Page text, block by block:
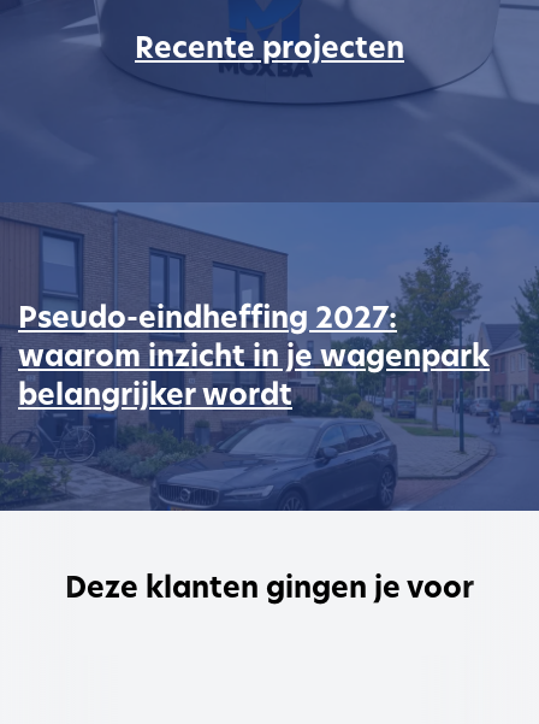
Recente projecten
Pseudo-eindheffing 2027:
waarom inzicht in je wagenpark
belangrijker wordt
Deze klanten gingen je voor